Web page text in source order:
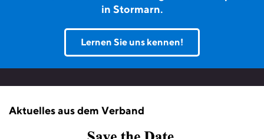
in Stormarn.
Lernen Sie uns kennen!
Aktuelles aus dem Verband